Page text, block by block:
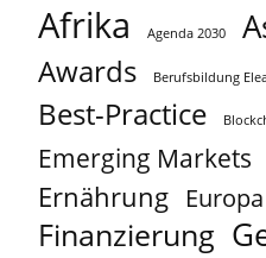
Afrika Agenda 2030
Awards Berufsbildung
Best-Practice
Emerging Markets
Ernährung Europa
Finanzierung